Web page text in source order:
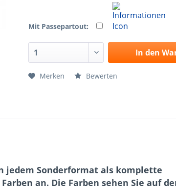
Mit Passepartout:
In den
Merken Bewerten
jedem Sonderformat als komplette
an. Die Farben sehen Sie auf